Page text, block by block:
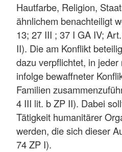
Hautfarbe, Religion,
ähnlichem benachteiligt
13; 27 III ; 37 I GA IV;
II). Die am Konflikt
dazu verpflichtet, in
infolge bewaffneter
Familien
4 III lit. b ZP II). Dabei
Tätigkeit humanitärer
werden, die sich dieser
74 ZP I).